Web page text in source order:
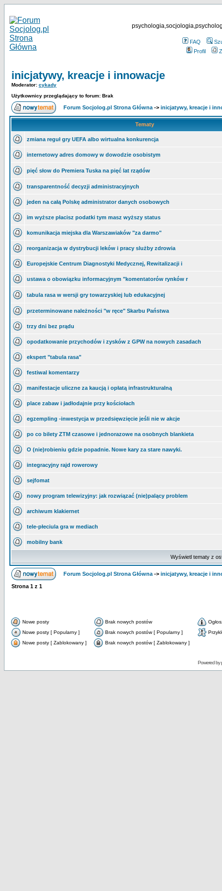
FAQ
Profil
inicjatywy, kreacje i innowacje
Moderator: cykady
Użytkownicy przeglądający to forum: Brak
Forum Socjolog.pl Strona Główna -> inicjatywy, kreacje i
Tematy
zmiana reguł gry UEFA albo wirtualna konkurencja
internetowy adres domowy w dowodzie osobistym
pięć słow do Premiera Tuska na pięć lat rządów
transparentność decyzji administracyjnych
jeden na całą Polskę administrator danych osobowych
im wyższe płacisz podatki tym masz wyższy status
komunikacja miejska dla Warszawiaków "za darmo"
reorganizacja w dystrybucji leków i pracy slużby zdrowia
Europejskie Centrum Diagnostyki Medycznej, Rewitalizacji i
ustawa o obowiązku informacyjnym "komentatorów rynków r
tabula rasa w wersji gry towarzyskiej lub edukacyjnej
przeterminowane należności "w ręce" Skarbu Państwa
trzy dni bez prądu
opodatkowanie przychodów i zysków z GPW na nowych zasadach
ekspert "tabula rasa"
festiwal komentarzy
manifestacje uliczne za kaucją i opłatą infrastrukturalną
place zabaw i jadłodajnie przy kościołach
egzempling -inwestycja w przedsięwzięcie jeśli nie w akcje
po co bilety ZTM czasowe i jednorazowe na osobnych blankieta
O (nie)robieniu gdzie popadnie. Nowe kary za stare nawyki.
integracyjny rajd rowerowy
sejfomat
nowy program telewizyjny: jak rozwiązać (nie)palący problem
archiwum klakiernet
tele-płeciula gra w mediach
mobilny bank
Wyświetl tematy z
Forum Socjolog.pl Strona Główna -> inicjatywy, kreacje i
Strona 1 z 1
Nowe posty Brak nowych postów
Nowe posty [ Popularny ]
Brak nowych postów [ Popularny ]
Nowe posty [ Zablokowany ]
Brak nowych postów [ Zablokowany ]
Powered by